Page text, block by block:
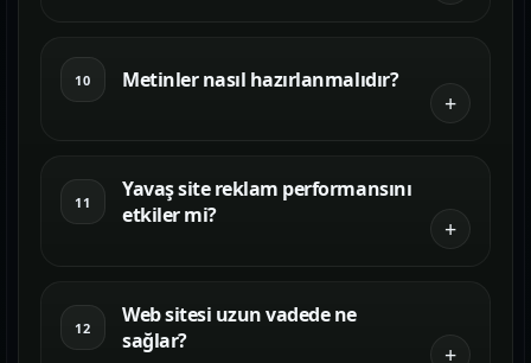
10 Metinler nasıl hazırlanmalıdır?
11
Yavaş site reklam performansını
etkiler mi?
12
Web sitesi uzun vadede ne
sağlar?